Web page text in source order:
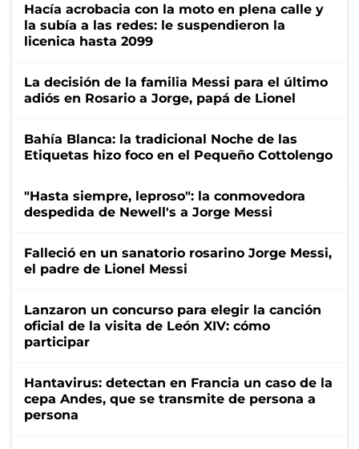
Hacía acrobacia con la moto en plena calle y
la subía a las redes: le suspendieron la
licenica hasta 2099
La decisión de la familia Messi para el último
adiós en Rosario a Jorge, papá de Lionel
Bahía Blanca: la tradicional Noche de las
Etiquetas hizo foco en el Pequeño Cottolengo
"Hasta siempre, leproso": la conmovedora
despedida de Newell's a Jorge Messi
Falleció en un sanatorio rosarino Jorge Messi,
el padre de Lionel Messi
Lanzaron un concurso para elegir la canción
oficial de la visita de León XIV: cómo
participar
Hantavirus: detectan en Francia un caso de la
cepa Andes, que se transmite de persona a
persona